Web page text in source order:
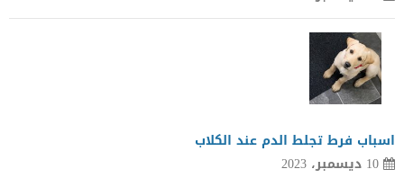
اسباب فرط تجلط الدم عند الكلاب
10 ديسمبر، 2023